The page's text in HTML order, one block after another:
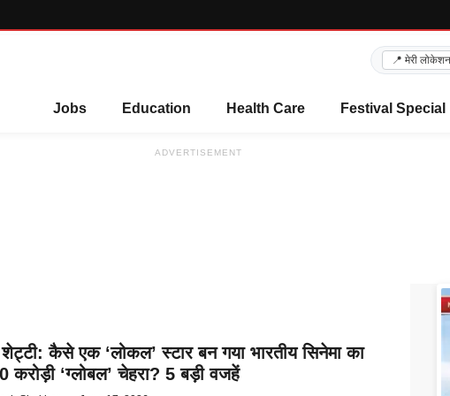
Jobs Education Health Care Festival Special
ADVERTISEMENT
कैसे एक ‘लोकल’ स्टार बन गया भारतीय सिनेमा का
करोड़ी ‘ग्लोबल’ चेहरा? 5 बड़ी वजहें